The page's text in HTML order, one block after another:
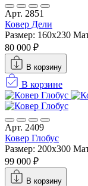
Арт. 2851
Ковер Дели
Размер: 160х230
80 000 ₽
В корзину
В корзине
Арт. 2409
Ковер Глобус
Размер: 200x300
99 000 ₽
В корзину